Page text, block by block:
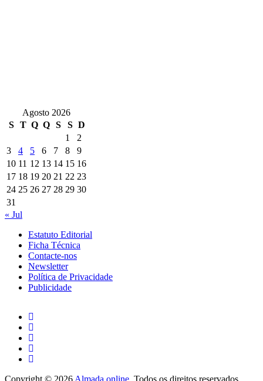
Agosto 2026
S
T Q Q S S D
1
2
3
4 5 6 7 8
9
10 11 12 13 14 15 16
17 18 19 20 21 22 23
24 25 26 27 28 29 30
31
« Jul
Estatuto Editorial
Ficha Técnica
Contacte-nos
Newsletter
Política de Privacidade
Publicidade